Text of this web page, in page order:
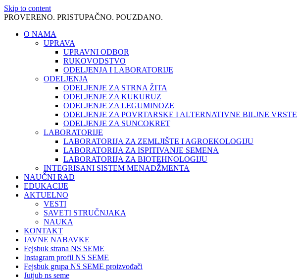
Skip to content
PROVERENO. PRISTUPAČNO. POUZDANO.
O NAMA
UPRAVA
UPRAVNI ODBOR
RUKOVODSTVO
ODELJENJA I LABORATORIJE
ODELJENJA
ODELJENJE ZA STRNA ŽITA
ODELJENJE ZA KUKURUZ
ODELJENJE ZA LEGUMINOZE
ODELJENJE ZA POVRTARSKE I ALTERNATIVNE BILJNE VRSTE
ODELJENJE ZA SUNCOKRET
LABORATORIJE
LABORATORIJA ZA ZEMLJIŠTE I AGROEKOLOGIJU
LABORATORIJA ZA ISPITIVANJE SEMENA
LABORATORIJA ZA BIOTEHNOLOGIJU
INTEGRISANI SISTEM MENADŽMENTA
NAUČNI RAD
EDUKACIJE
AKTUELNO
VESTI
SAVETI STRUČNJAKA
NAUKA
KONTAKT
JAVNE NABAVKE
Fejsbuk strana NS SEME
Instagram profil NS SEME
Fejsbuk grupa NS SEME proizvođači
Jutjub ns seme